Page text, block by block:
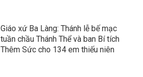
Giáo xứ Ba Làng: Thánh lễ bế mạc
tuần chầu Thánh Thể và ban Bí tích
Thêm Sức cho 134 em thiếu niên